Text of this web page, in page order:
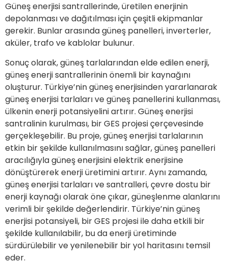
Güneş enerjisi santrallerinde, üretilen enerjinin
depolanması ve dağıtılması için çeşitli ekipmanlar
gerekir. Bunlar arasında güneş panelleri, inverterler,
aküler, trafo ve kablolar bulunur.
Sonuç olarak, güneş tarlalarından elde edilen enerji,
güneş enerji santrallerinin önemli bir kaynağını
oluşturur. Türkiye’nin güneş enerjisinden yararlanarak
güneş enerjisi tarlaları ve güneş panellerini kullanması,
ülkenin enerji potansiyelini artırır. Güneş enerjisi
santralinin kurulması, bir GES projesi çerçevesinde
gerçekleşebilir. Bu proje, güneş enerjisi tarlalarının
etkin bir şekilde kullanılmasını sağlar, güneş panelleri
aracılığıyla güneş enerjisini elektrik enerjisine
dönüştürerek enerji üretimini artırır. Aynı zamanda,
güneş enerjisi tarlaları ve santralleri, çevre dostu bir
enerji kaynağı olarak öne çıkar, güneşlenme alanlarını
verimli bir şekilde değerlendirir. Türkiye’nin güneş
enerjisi potansiyeli, bir GES projesi ile daha etkili bir
şekilde kullanılabilir, bu da enerji üretiminde
sürdürülebilir ve yenilenebilir bir yol haritasını temsil
eder.